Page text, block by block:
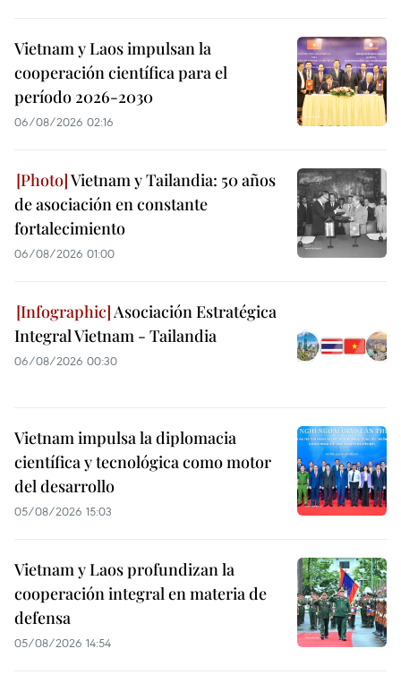
Vietnam y Laos impulsan la
cooperación científica para el
período 2026-2030
06/08/2026 02:16
Vietnam y Tailandia: 50 años
de asociación en constante
fortalecimiento
06/08/2026 01:00
Asociación Estratégica
Integral Vietnam - Tailandia
06/08/2026 00:30
Vietnam impulsa la diplomacia
científica y tecnológica como motor
del desarrollo
05/08/2026 15:03
Vietnam y Laos profundizan la
cooperación integral en materia de
defensa
05/08/2026 14:54